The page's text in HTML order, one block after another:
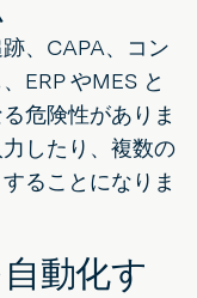
、CAPA、コン
ERP やMES と
危険性がありま
したり、複数の
ることになりま
動化す